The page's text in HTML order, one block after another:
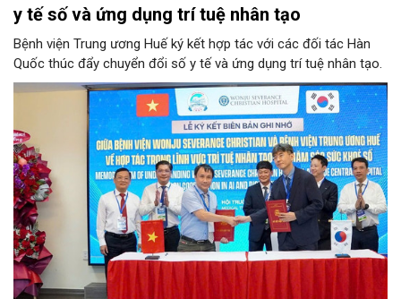
y tế số và ứng dụng trí tuệ nhân tạo
Bệnh viện Trung ương Huế ký kết hợp tác với các đối tác Hàn
Quốc thúc đẩy chuyển đổi số y tế và ứng dụng trí tuệ nhân tạo.